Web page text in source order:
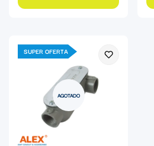
SUPER OFERTA
AGOTADO